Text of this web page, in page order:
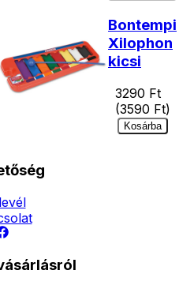
Bontempi
Xilophon
kicsi
3290 Ft
(3590 Ft)
Kosárba